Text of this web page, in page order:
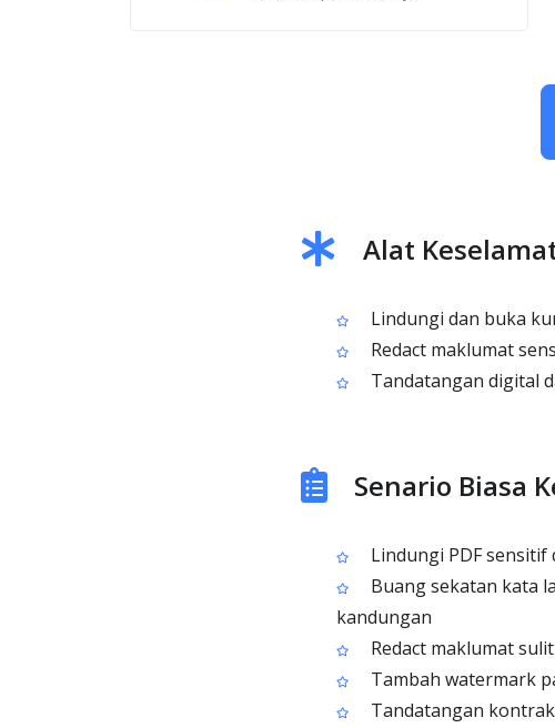
Alat
Lindungi dan buka
Redact maklumat
Tandatangan digital
Senario Biasa
Lindungi PDF
Buang sekatan kata
kandungan
Redact maklumat
Tambah watermark
Tandatangan